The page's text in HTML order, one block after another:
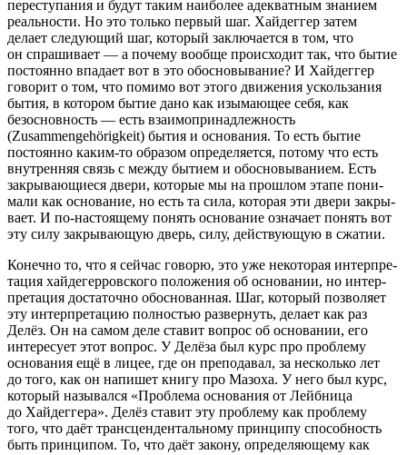
пере­сту­па­ния и будут таким наибо­лее адек­ват­ным знанием
реаль­но­сти. Но это только первый шаг. Хайдеггер затем
делает следу­ю­щий шаг, кото­рый заклю­ча­ется в том, что
он спра­ши­вает — а почему вообще проис­хо­дит так, что бытие
посто­янно впадает вот в это обос­но­вы­ва­ние? И Хайдеггер
гово­рит о том, что помимо вот этого движе­ния усколь­за­ния
бытия, в кото­ром бытие дано как изыма­ю­щее себя, как
безоснов­ность — есть взаи­мо­при­над­леж­ность
(Zusammengehörigkeit) бытия и осно­ва­ния. То есть бытие
посто­янно каким-то обра­зом опре­де­ля­ется, потому что есть
внут­рен­няя связь с между бытием и обос­но­вы­ва­нием. Есть
закры­ва­ю­щи­еся двери, кото­рые мы на прошлом этапе пони­
мали как осно­ва­ние, но есть та сила, кото­рая эти двери закры­
вает. И по-насто­я­щему понять осно­ва­ние озна­чает понять вот
эту силу закры­ва­ю­щую дверь, силу, действу­ю­щую в сжатии.
Конечно то, что я сейчас говорю, это уже неко­то­рая интер­пре­
та­ция хайде­гер­ров­ского поло­же­ния об осно­ва­нии, но интер­
пре­та­ция доста­точно обос­но­ван­ная. Шаг, кото­рый позво­ляет
эту интер­пре­та­цию полно­стью развер­нуть, делает как раз
Делёз. Он на самом деле ставит вопрос об осно­ва­нии, его
инте­ре­сует этот вопрос. У Делёза был курс про проблему
осно­ва­ния ещё в лицее, где он препо­да­вал, за несколько лет
до того, как он напи­шет книгу про Мазоха. У него был курс,
кото­рый назы­вался «Проблема осно­ва­ния от Лейбница
до Хайдеггера». Делёз ставит эту проблему как проблему
того, что даёт транс­цен­ден­таль­ному прин­ципу способ­ность
быть прин­ци­пом. То, что даёт закону, опре­де­ля­ю­щему как